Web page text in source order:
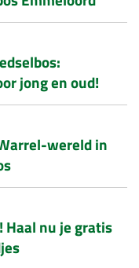
jong en oud!
wereld in
Haal nu je gratis